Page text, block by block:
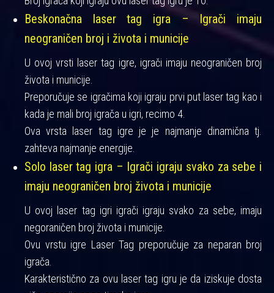
Beskonačna laser tag igra – Igrači imaju
neograničen broj i života i municije
U ovoj vrsti laser tag igre, igrači imaju neograničen broj
života i municije.
Preporučuje se igračima koji igraju prvi put laser tag kao i
kada je mali broj igrača u igri, recimo 4.
Ova vrsta laser tag igre je je najmanje dinamična tj.
zahteva najmanje energije.
Solo laser tag igra – Igrači igraju svako za sebe i
imaju neograničen broj života i municije
U ovoj laser tag igri igrači igraju svako za sebe, imaju
negoraničen broj života i municije.
Ovu vrstu igre Laser Tag preporučuje za neparan broj
igrača.
Karakteristično za ovu laser tag igru je da iziskuje dosta